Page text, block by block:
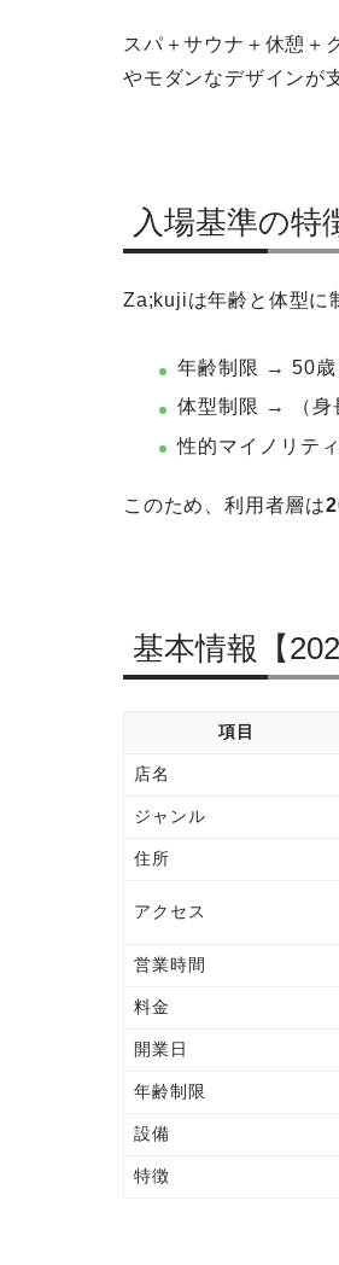
スパ＋サウナ＋休憩＋
やモダンなデザインが
入場基準の特
Za;kujiは年齢と体型に
年齢制限 → 50歳
体型制限 → （身
性的マイノリテ
このため、利用者層は
基本情報【
項目
店名
ジャンル
住所
アクセス
営業時間
料金
開業日
年齢制限
設備
特徴